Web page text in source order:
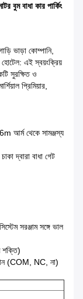
বুম বাধা কার পার্কিং
ভাড়া কোম্পানি,
হোটেল: এই স্বয়ংক্রিয়
সুরক্ষিত ও
প্রিমিয়ার,
আর্ম থেকে সামঞ্জস্য
দ্বারা বাধা গেট
সরঞ্জাম সঙ্গে ভাল
শক্তি)
(COM, NC, না)